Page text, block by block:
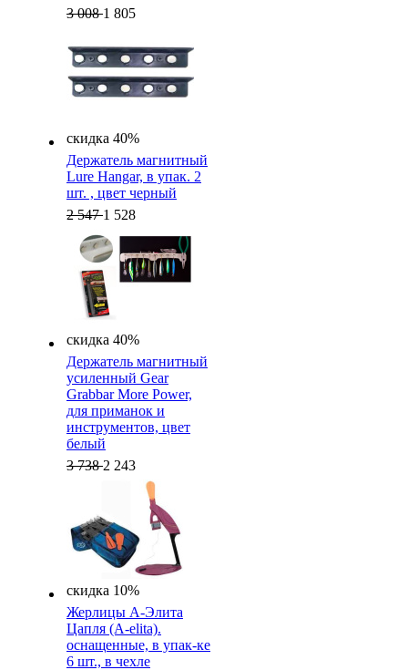
3 0081 805
скидка 40%
Держатель магнитный
Lure Hangar, в упак. 2
шт. , цвет черный
2 5471 528
скидка 40%
Держатель магнитный
усиленный Gear
Grabbar More Power,
для приманок и
инструментов, цвет
белый
3 7382 243
скидка 10%
Жерлицы А-Элита
Цапля (A-elita).
оснащенные, в упак-ке
6 шт., в чехле